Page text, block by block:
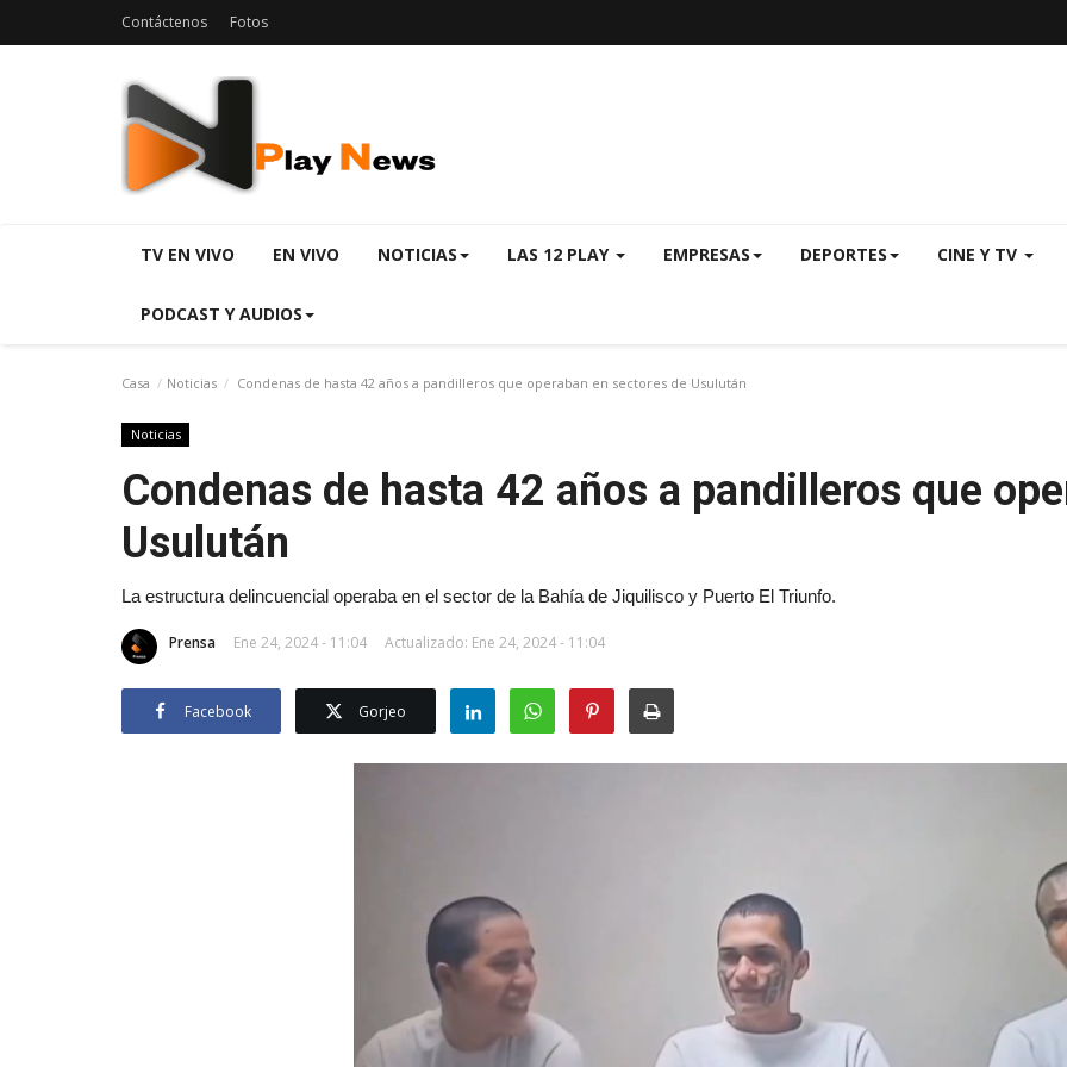
Contáctenos Fotos
TV EN VIVO EN VIVO NOTICIAS LAS 12 PLAY EMPRESAS DEPORTES CINE Y TV
PODCAST Y AUDIOS
Casa Noticias Condenas de hasta 42 años a pandilleros que operaban en sectores de Usulután
Noticias
Condenas de hasta 42 años a pandilleros que
Usulután
La estructura delincuencial operaba en el sector de la Bahía de Jiquilisco y Puerto El Triunfo.
Prensa Ene 24, 2024 - 11:04 Actualizado: Ene 24, 2024 - 11:04
Facebook Gorjeo